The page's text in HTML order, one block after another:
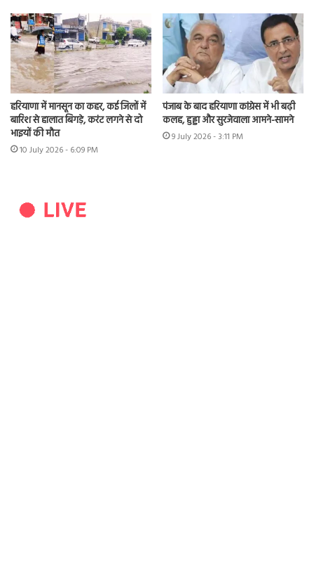
हरियाणा में मानसून का कहर, कई जिलों में
बारिश से हालात बिगड़े, करंट लगने से दो
भाइयों की मौत
10 July 2026 - 6:09 PM
पंजाब के बाद हरियाणा कांग्रेस में भी बढ़ी
कलह, हुड्डा और सुरजेवाला आमने-सामने
9 July 2026 - 3:11 PM